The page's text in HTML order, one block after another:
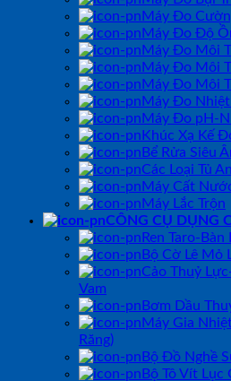
Máy Đo
Máy Đo Độ
Máy Đo Môi
Máy Đo Môi
Máy Đo Môi
Máy Đo
Máy Đo pH-
Khúc Xạ Kế
Bể Rửa Siêu
Các Loại Tủ
Máy Cất
Máy Lắc Trộn
CÔNG CỤ DỤNG
Ren Taro-Bàn
Bộ Cờ Lê Mỏ
Cảo Thuỷ
Vam
Bơm Dầu
Máy Gia
Răng)
Bộ Đồ Nghề
Bộ Tô Vít Lục